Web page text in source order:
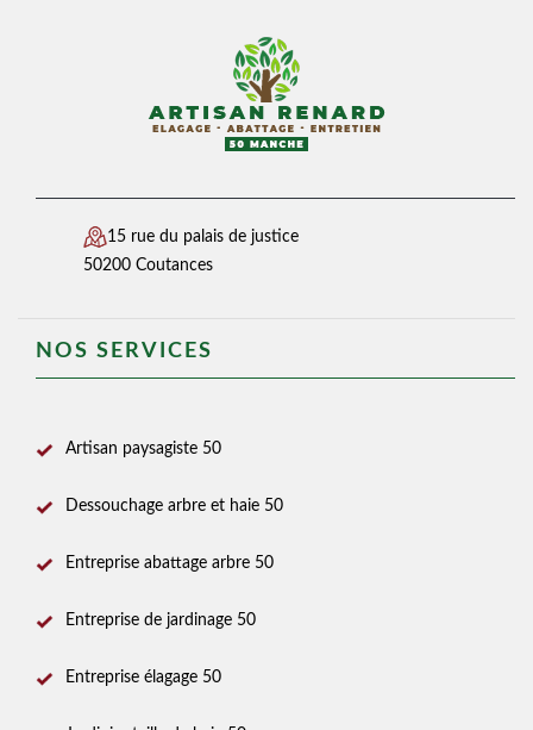
15 rue du palais de justice
50200 Coutances
NOS SERVICES
Artisan paysagiste 50
Dessouchage arbre et haie 50
Entreprise abattage arbre 50
Entreprise de jardinage 50
Entreprise élagage 50